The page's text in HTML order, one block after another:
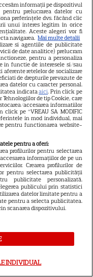
„Stăpânul
nevoit să își
din cauza
Câți bani a
la adresa
cu Oscar
documentarul
sa. Filmul are 232
nou Black
Jonsson preia
lui Chadwick
informații pe dispozitivul
prelucrarea datelor cu
preferințele dvs. făcând clic
unui interes legitim în orice
Aceste alegeri vor fi
navigarea. Mai multe detalii
si agentiile de publicitate
de date analitice) prelucram
pentru a personaliza
in functie de interesele si/sau
retelelor de socializare
de drepturile prevazute de
datelor cu caracter personal.
indicataaici. Prin click pe
Tehnologiilor de tip Cookie, care
accesarea informatiilor
pe “VREAU SA MODIFIC
in mod individual, mai
pentru functionarea website-
pentru a oferi:
profilurilor pentru selectarea
informațiilor de pe un
Crearea profilurilor de
pentru selectarea publicității
publicitate personalizată.
publicului prin statistici
datelor limitate pentru a
pentru a selecta publicitatea.
scanarea dispozitivului.
INDIVIDUAL